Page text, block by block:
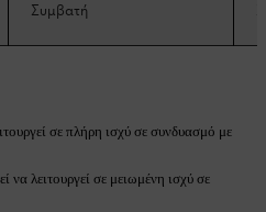
Συμβατή
σε πλήρη ισχύ σε συνδυασμό με
να λειτουργεί σε μειωμένη ισχύ σε